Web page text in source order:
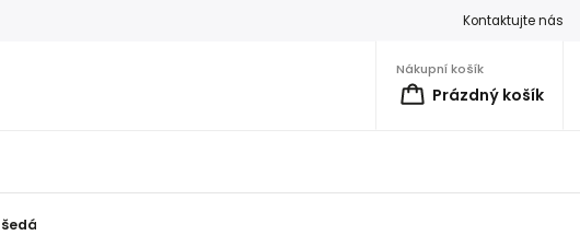
Kontaktujte nás
Nákupní košík
Prázdný košík